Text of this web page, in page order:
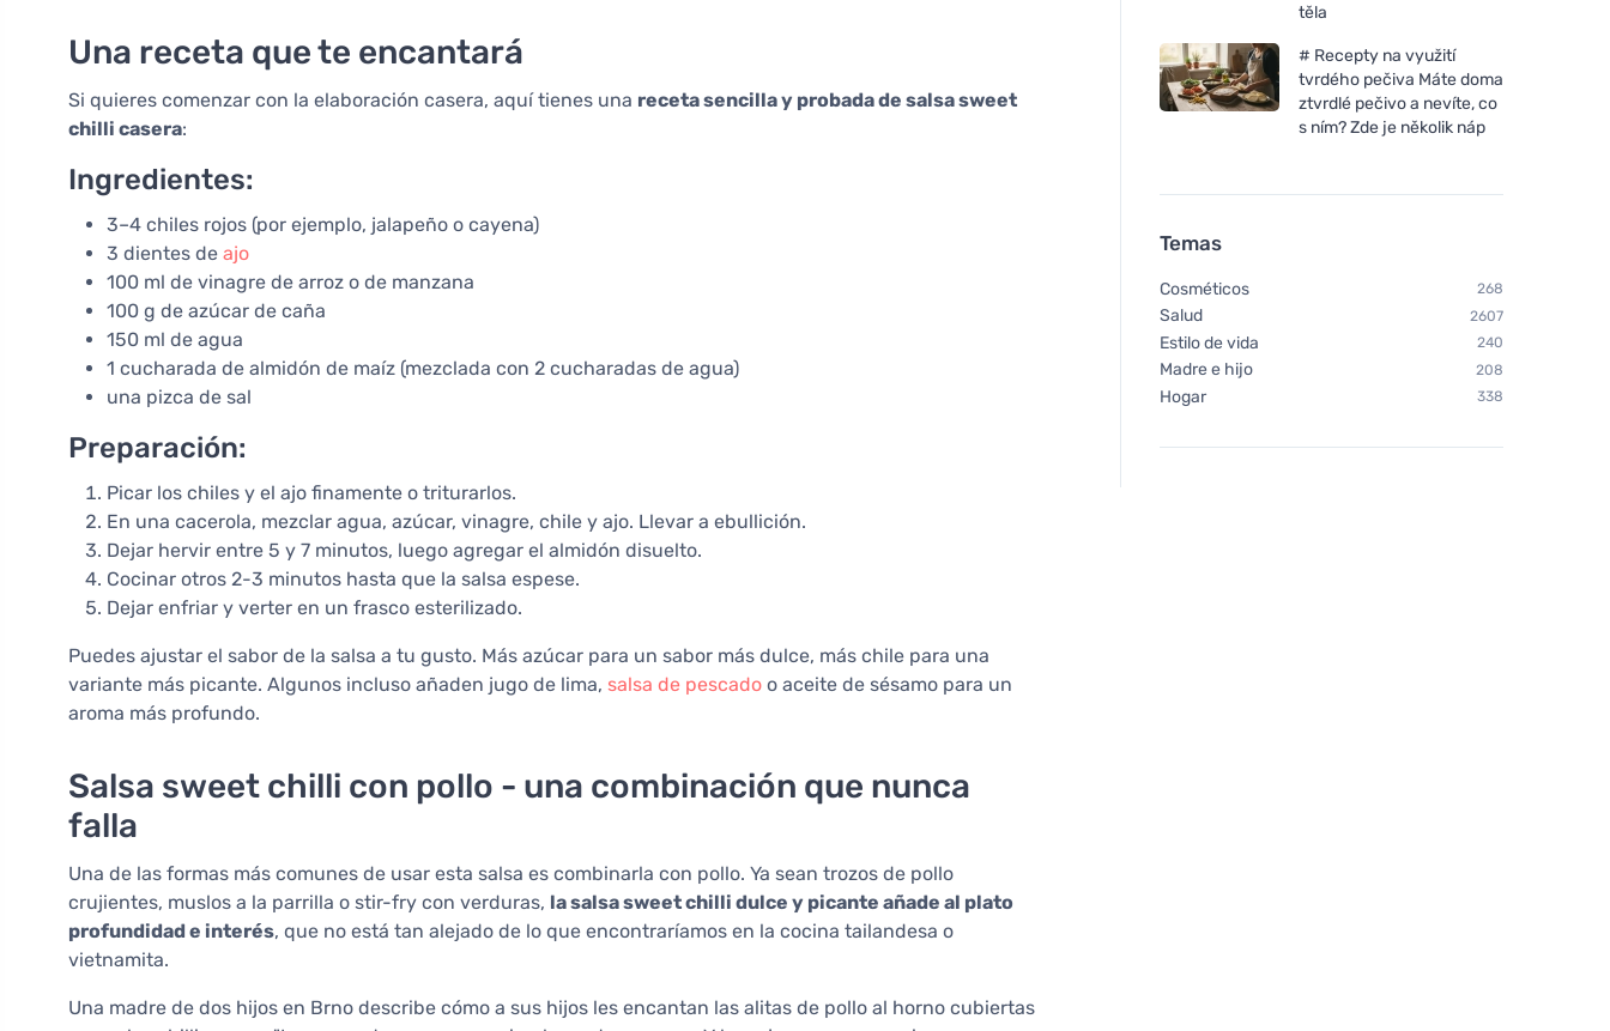
Una receta que te encantará
Si quieres comenzar con la elaboración casera, aquí tienes una receta sencilla y probada de salsa sweet
chilli casera:
Ingredientes:
3–4 chiles rojos (por ejemplo, jalapeño o cayena)
3 dientes de ajo
100 ml de vinagre de arroz o de manzana
100 g de azúcar de caña
150 ml de agua
1 cucharada de almidón de maíz (mezclada con 2 cucharadas de agua)
una pizca de sal
Preparación:
Picar los chiles y el ajo finamente o triturarlos.
En una cacerola, mezclar agua, azúcar, vinagre, chile y ajo. Llevar a ebullición.
Dejar hervir entre 5 y 7 minutos, luego agregar el almidón disuelto.
Cocinar otros 2-3 minutos hasta que la salsa espese.
Dejar enfriar y verter en un frasco esterilizado.
Puedes ajustar el sabor de la salsa a tu gusto. Más azúcar para un sabor más dulce, más chile para una
variante más picante. Algunos incluso añaden jugo de lima, salsa de pescado o aceite de sésamo para un
aroma más profundo.
Salsa sweet chilli con pollo - una combinación que nunca
falla
Una de las formas más comunes de usar esta salsa es combinarla con pollo. Ya sean trozos de pollo
crujientes, muslos a la parrilla o stir-fry con verduras, la salsa sweet chilli dulce y picante añade al plato
profundidad e interés, que no está tan alejado de lo que encontraríamos en la cocina tailandesa o
vietnamita.
Una madre de dos hijos en Brno describe cómo a sus hijos les encantan las alitas de pollo al horno cubiertas
těla
# Recepty na využití
tvrdého pečiva Máte doma
ztvrdlé pečivo a nevíte, co
s ním? Zde je několik náp
Temas
Cosméticos 268
Salud 2607
Estilo de vida 240
Madre e hijo 208
Hogar 338